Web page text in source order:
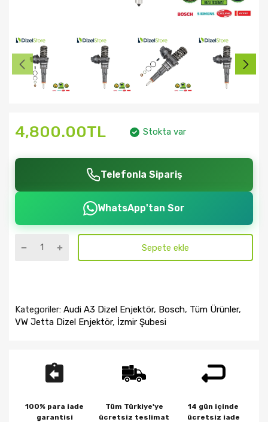
4,800.00TL Stokta var
Telefonla Sipariş
WhatsApp'tan Sor
Sepete ekle
Kategoriler: Audi A3 Dizel Enjektör, Bosch, Tüm Ürünler,
VW Jetta Dizel Enjektör, İzmir Şubesi
100% para iade
garantisi
Tüm Türkiye'ye
ücretsiz teslimat
14 gün içinde
ücretsiz iade